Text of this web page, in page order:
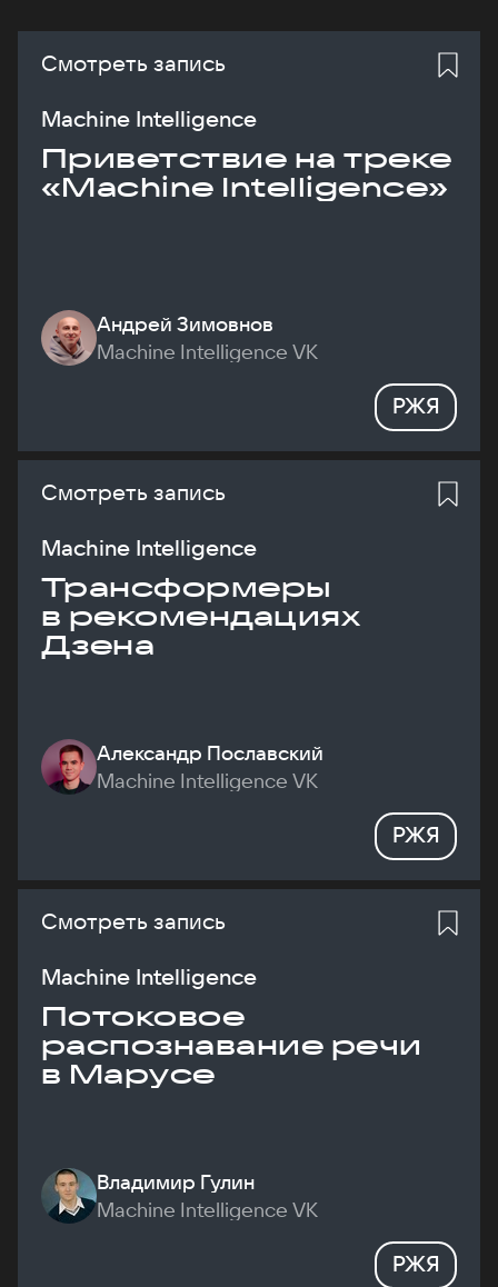
Смотреть запись
Machine Intelligence
Приветствие на треке
«Machine Intelligence»
Андрей Зимовнов
Machine Intelligence VK
РЖЯ
Смотреть запись
Machine Intelligence
Трансформеры
в рекомендациях
Дзена
Александр Пославский
Machine Intelligence VK
РЖЯ
Смотреть запись
Machine Intelligence
Потоковое
распознавание речи
в Марусе
Владимир Гулин
Machine Intelligence VK
РЖЯ